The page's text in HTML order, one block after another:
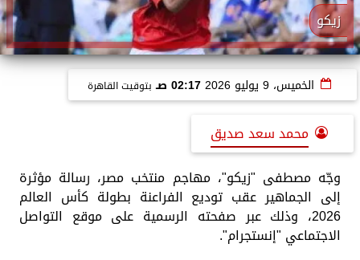
زيكو
الخميس، 9 يوليو 2026 02:17 صـ بتوقيت القاهرة
محمد سعد صديق
وجّه مصطفى "زيكو"، مهاجم منتخب مصر، رسالة مؤثرة
إلى الجماهير عقب توديع الفراعنة بطولة كأس العالم
2026، وذلك عبر صفحته الرسمية على موقع التواصل
الاجتماعي "إنستجرام".